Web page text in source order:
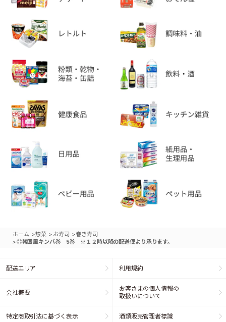
ホーム >惣菜 > お寿司 >巻き寿司
>◎韓国風キンパ巻 5巻 ※１２時以降の配送便より承ります。
配送エリア 利用規約
会社概要
お客さまの個人情報の
取扱いについて
特定商取引法に基づく表示 酒類販売管理者標識